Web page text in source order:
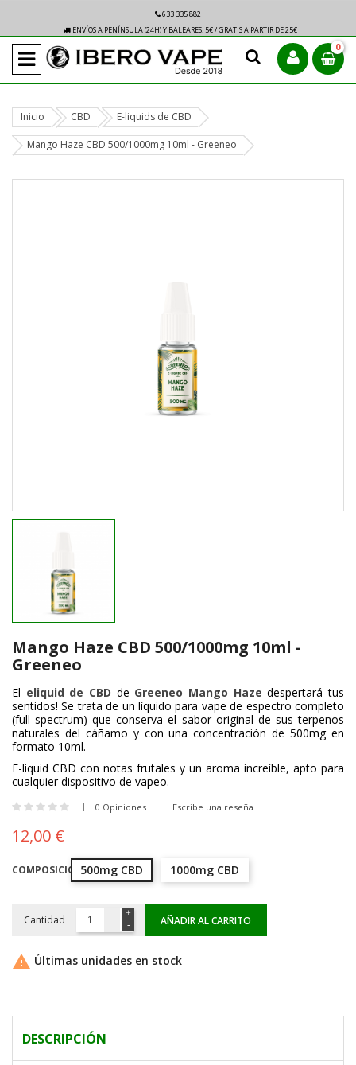
633 335 882
ENVÍOS A PENÍNSULA (24H) Y BALEARES: 5€ / GRATIS A PARTIR DE 25€
0
Inicio CBD E-liquids de CBD
Mango Haze CBD 500/1000mg 10ml - Greeneo
Mango Haze CBD 500/1000mg 10ml -
Greeneo
El eliquid de CBD de Greeneo Mango Haze despertará tus
sentidos! Se trata de un líquido para vape de espectro completo
(full spectrum) que conserva el sabor original de sus terpenos
naturales del cáñamo y con una concentración de 500mg en
formato 10ml.
E-liquid CBD con notas frutales y un aroma increíble, apto para
cualquier dispositivo de vapeo.
0 Opiniones Escribe una reseña
12,00 €
COMPOSICIÓN500mg CBD 1000mg CBD
Cantidad AÑADIR AL CARRITO
 Últimas unidades en stock
DESCRIPCIÓN